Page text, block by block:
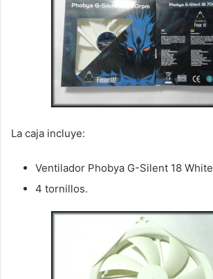
La caja incluye:
Ventilador Phobya G-Silent 18 White
4 tornillos.